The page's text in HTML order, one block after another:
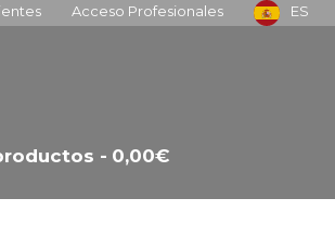
Acceso Profesionales ES
0,00€